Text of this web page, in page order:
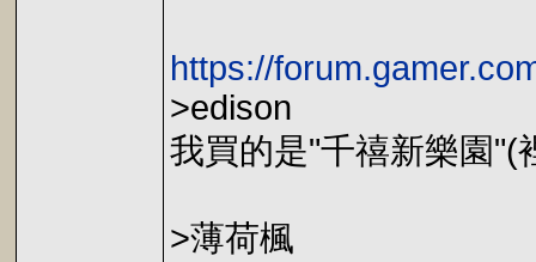
https://
>edison
我買的是"千禧新樂園"(
>薄荷楓